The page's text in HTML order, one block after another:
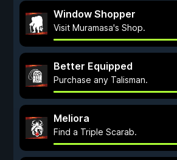
Window Shopper
Visit Muramasa's Shop.
Better Equipped
Purchase any Talisman.
Meliora
Find a Triple Scarab.